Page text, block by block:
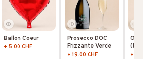
Ballon Coeur
+ 5.00 CHF
Prosecco DOC
Frizzante Verde
+ 19.00 CHF +